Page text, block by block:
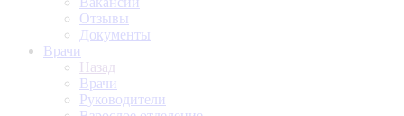
Отзывы
Документы
Врачи
Назад
Врачи
Руководители